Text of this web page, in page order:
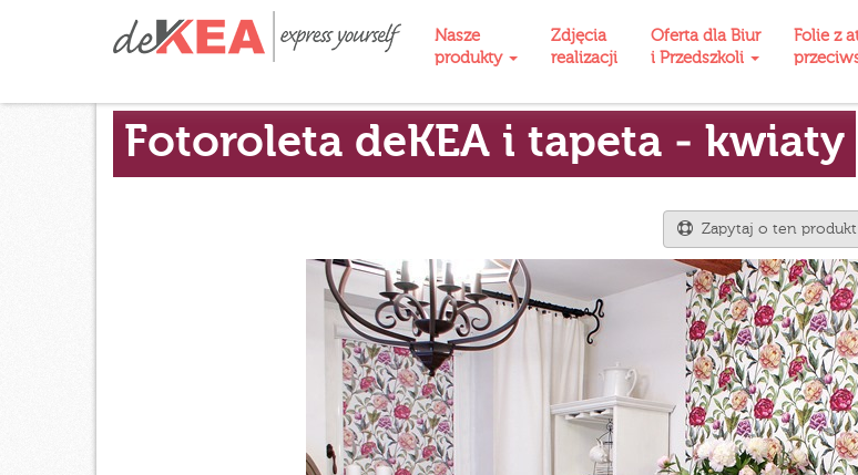
Nasze
produkty
Zdjęcia
realizacji
Oferta dla Biur
i Przedszkoli
Folie z
Fotoroleta deKEA i tapeta - kwiaty
Zapytaj o ten produkt